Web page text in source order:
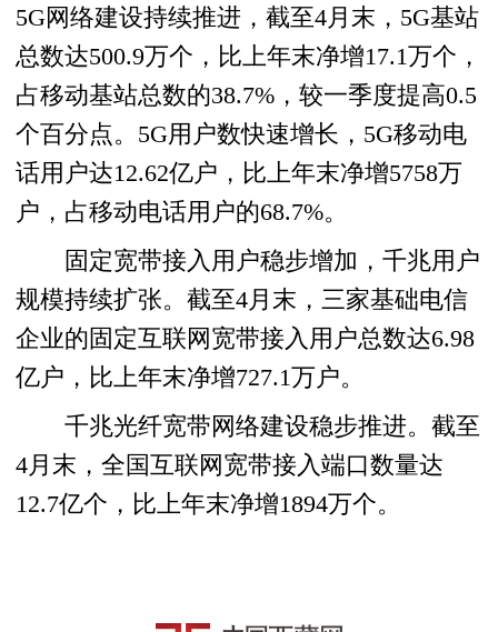
5G网络建设持续推进，截至4月末，5G基站
总数达500.9万个，比上年末净增17.1万个，
占移动基站总数的38.7%，较一季度提高0.5
个百分点。5G用户数快速增长，5G移动电
话用户达12.62亿户，比上年末净增5758万
户，占移动电话用户的68.7%。
固定宽带接入用户稳步增加，千兆用户
规模持续扩张。截至4月末，三家基础电信
企业的固定互联网宽带接入用户总数达6.98
亿户，比上年末净增727.1万户。
千兆光纤宽带网络建设稳步推进。截至
4月末，全国互联网宽带接入端口数量达
12.7亿个，比上年末净增1894万个。